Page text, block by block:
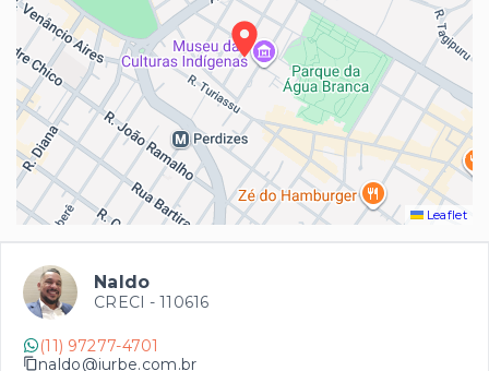
Leaflet
Naldo
CRECI - 110616
(11) 97277-4701
naldo@iurbe.com.br